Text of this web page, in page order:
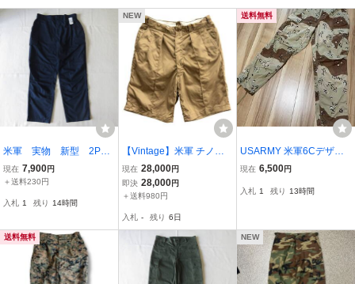
米軍 実物 新型 2PO
C カーゴパンツ トラ
ウザーズ コンバット
ー アラミド 難燃 US
現在 7,900円
＋送料230円
入札 1 残り 14時間
NEW
【Vintage】米軍 チノシ
ョーツ US ARMY ツータ
ック センターシーム W34
Regular MADE IN USA 1
現在 28,000円
即決 28,000円
＋送料980円
入札 - 残り 6日
送料無料
USARMY 米軍6Cデザー
トBDUカーゴパンツ チ
リー
現在 6,500円
入札 1 残り 13時間
送料無料 NEW